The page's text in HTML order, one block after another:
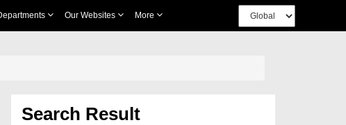
Our Websites More
Search Result